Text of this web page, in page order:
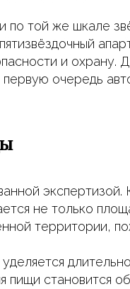
той же шкале
и охрану.
очередь
не только
территории,
пищи становится